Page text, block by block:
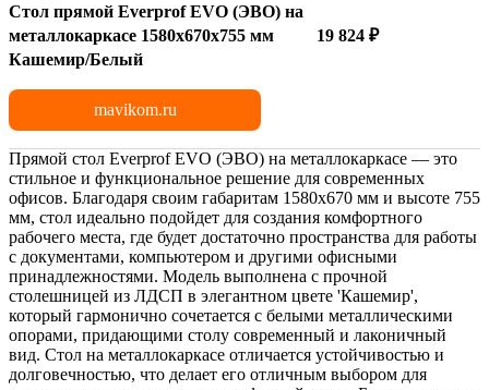
Стол прямой Everprof EVO (ЭВО) на
металлокаркасе 1580х670х755 мм
Кашемир/Белый
19 824 ₽
mavikom.ru
Прямой стол Everprof EVO (ЭВО) на металлокаркасе — это
стильное и функциональное решение для современных
офисов. Благодаря своим габаритам 1580х670 мм и высоте 755
мм, стол идеально подойдет для создания комфортного
рабочего места, где будет достаточно пространства для работы
с документами, компьютером и другими офисными
принадлежностями. Модель выполнена с прочной
столешницей из ЛДСП в элегантном цвете 'Кашемир',
который гармонично сочетается с белыми металлическими
опорами, придающими столу современный и лаконичный
вид. Стол на металлокаркасе отличается устойчивостью и
долговечностью, что делает его отличным выбором для